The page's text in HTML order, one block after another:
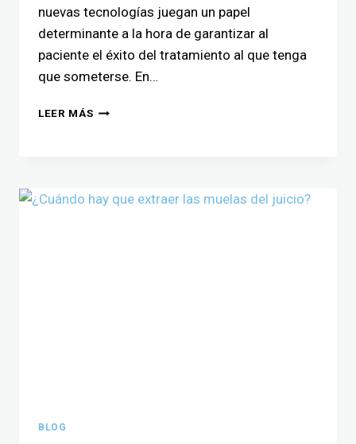
nuevas tecnologías juegan un papel
determinante a la hora de garantizar al
paciente el éxito del tratamiento al que tenga
que someterse. En…
LEER MÁS
BLOG